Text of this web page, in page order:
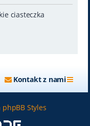
ciasteczka
Kontakt z nami
Styles